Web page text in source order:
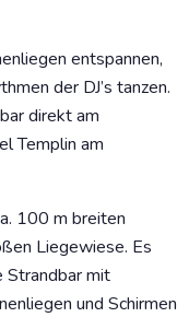
entspannen,
der DJ’s tanzen.
direkt am
Templin am
100 m breiten
Liegewiese.​ Es
Strandbar mit
und Schirmen